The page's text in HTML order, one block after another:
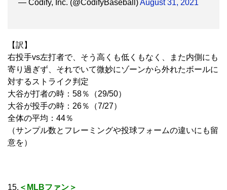
— Codify, Inc. (@CodifyBaseball)August 31, 2021
【訳】
右投手vs左打者で、そう高くも低くもなく、また内側にも
寄り過ぎず、それでいて微妙にゾーンから外れたボールに
対するストライク判定
大谷が打者の時：58％（29/50）
大谷が投手の時：26％（7/27）
全体の平均：44％
（サンプル数とフレーミングや投球フォームの違いにも留
意を）
15. ＜MLBファン＞